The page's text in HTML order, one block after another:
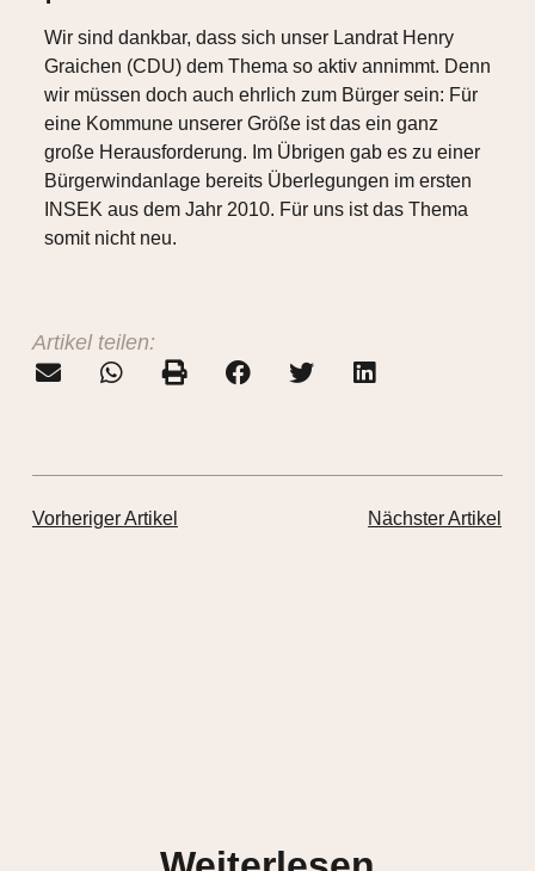
Wir sind dankbar, dass sich unser Landrat Henry
Graichen (CDU) dem Thema so aktiv annimmt. Denn
wir müssen doch auch ehrlich zum Bürger sein: Für
eine Kommune unserer Größe ist das ein ganz
große Herausforderung. Im Übrigen gab es zu einer
Bürgerwindanlage bereits Überlegungen im ersten
INSEK aus dem Jahr 2010. Für uns ist das Thema
somit nicht neu.
Artikel teilen:
Vorheriger Artikel Nächster Artikel